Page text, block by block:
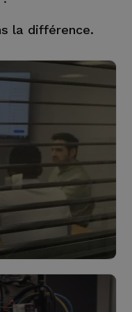
la différence.